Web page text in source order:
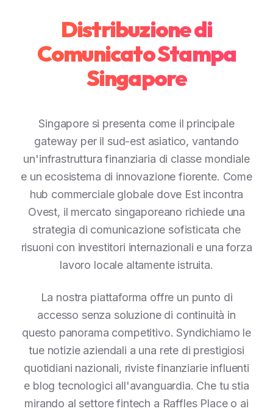
Distribuzione di
Comunicato Stampa
Singapore
Singapore si presenta come il principale
gateway per il sud-est asiatico, vantando
un'infrastruttura finanziaria di classe mondiale
e un ecosistema di innovazione fiorente. Come
hub commerciale globale dove Est incontra
Ovest, il mercato singaporeano richiede una
strategia di comunicazione sofisticata che
risuoni con investitori internazionali e una forza
lavoro locale altamente istruita.
La nostra piattaforma offre un punto di
accesso senza soluzione di continuità in
questo panorama competitivo. Syndichiamo le
tue notizie aziendali a una rete di prestigiosi
quotidiani nazionali, riviste finanziarie influenti
e blog tecnologici all'avanguardia. Che tu stia
mirando al settore fintech a Raffles Place o ai